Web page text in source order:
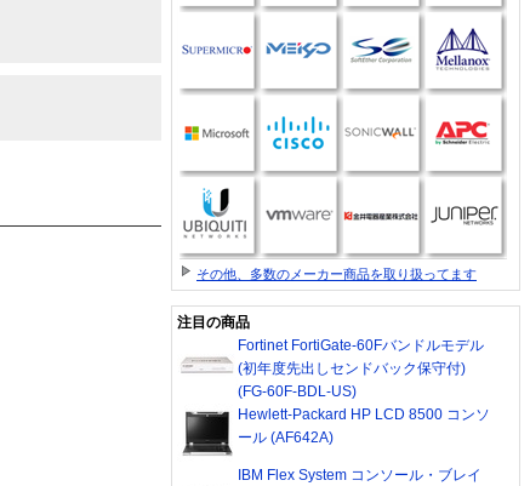
その他、多数のメーカー商品を取り扱ってます
注目の商品
Fortinet FortiGate-60Fバンドルモデル
(初年度先出しセンドバック保守付)
(FG-60F-BDL-US)
Hewlett-Packard HP LCD 8500 コンソ
ール (AF642A)
IBM Flex System コンソール・ブレイ